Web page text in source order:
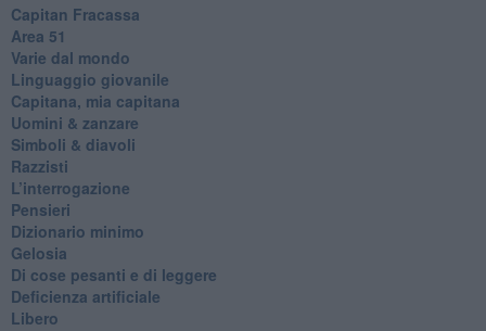
​Capitan Fracassa
​Area 51
Varie dal mondo
​Linguaggio giovanile
​Capitana, mia capitana
Uomini & zanzare
​Simboli & diavoli
Razzisti
​L’interrogazione
Pensieri
​Dizionario minimo
Gelosia
Di cose pesanti e di leggere
​Deficienza artificiale
Libero